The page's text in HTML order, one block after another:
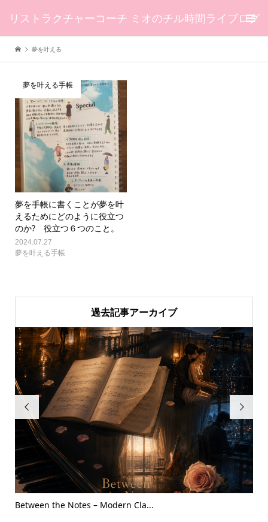
リストラクチャーコーチ ミオのチル時間ライブログ
夢を叶える
夢を叶える手帳
夢を手帳に書くことが夢を叶
えるためにどのように役立つ
のか? 役立つ６つのこと。
2024.07.27
夢を叶える手帳
過去記事アーカイブ

Between the Notes – Modern Cla...
